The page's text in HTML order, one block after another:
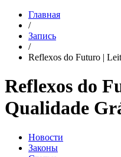
Главная
/
Запись
/
Reflexos do Futuro |
Reflexos do
Qualidade
Новости
Законы